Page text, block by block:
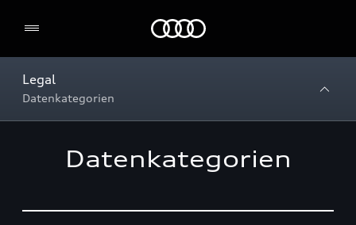
Legal
Datenkategorien
Datenkategorien